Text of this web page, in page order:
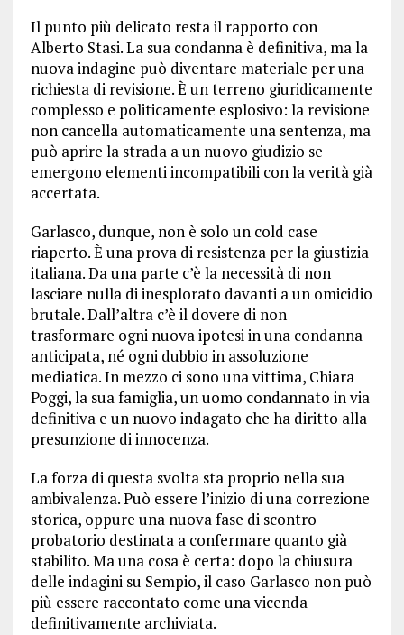
Il punto più delicato resta il rapporto con
Alberto Stasi. La sua condanna è definitiva, ma la
nuova indagine può diventare materiale per una
richiesta di revisione. È un terreno giuridicamente
complesso e politicamente esplosivo: la revisione
non cancella automaticamente una sentenza, ma
può aprire la strada a un nuovo giudizio se
emergono elementi incompatibili con la verità già
accertata.
Garlasco, dunque, non è solo un cold case
riaperto. È una prova di resistenza per la giustizia
italiana. Da una parte c’è la necessità di non
lasciare nulla di inesplorato davanti a un omicidio
brutale. Dall’altra c’è il dovere di non
trasformare ogni nuova ipotesi in una condanna
anticipata, né ogni dubbio in assoluzione
mediatica. In mezzo ci sono una vittima, Chiara
Poggi, la sua famiglia, un uomo condannato in via
definitiva e un nuovo indagato che ha diritto alla
presunzione di innocenza.
La forza di questa svolta sta proprio nella sua
ambivalenza. Può essere l’inizio di una correzione
storica, oppure una nuova fase di scontro
probatorio destinata a confermare quanto già
stabilito. Ma una cosa è certa: dopo la chiusura
delle indagini su Sempio, il caso Garlasco non può
più essere raccontato come una vicenda
definitivamente archiviata.